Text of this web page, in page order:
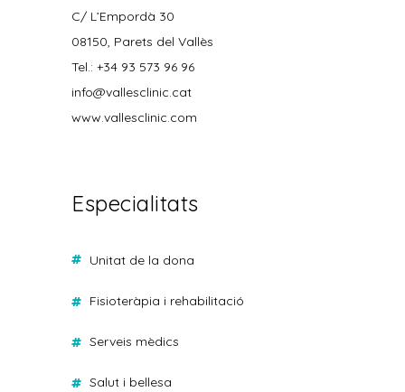
C/ L’Empordà 30
08150, Parets del Vallès
Tel.: +34 93 573 96 96
info@vallesclinic.cat
www.vallesclinic.com
Especialitats
unitat de la dona
fisioteràpia i rehabilitació
serveis mèdics
salut i bellesa